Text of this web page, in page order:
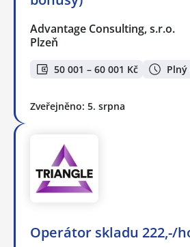
Advantage Consulting, s.r.o.
Plzeň
50 001 – 60 001 Kč Plný
Zveřejněno: 5. srpna
Operátor skladu 222,-/